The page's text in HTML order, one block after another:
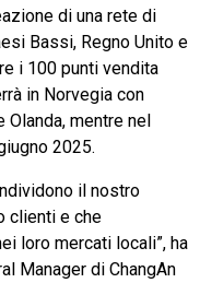
di una rete di
Bassi, Regno Unito e
i 100 punti vendita
in Norvegia con
Olanda, mentre nel
2025.
il nostro
clienti e che
loro mercati locali”, ha
Manager di ChangAn